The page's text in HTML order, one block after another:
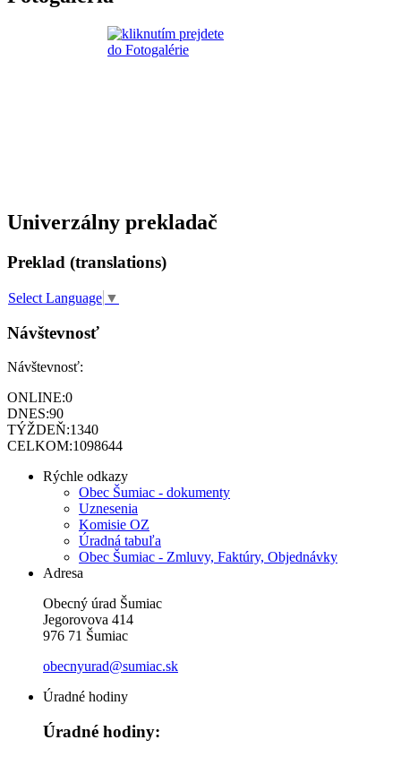
Univerzálny prekladač
Preklad (translations)
Select Language ▼
Návštevnosť
Návštevnosť:
ONLINE:0
DNES:90
TÝŽDEŇ:1340
CELKOM:1098644
Rýchle odkazy
Obec Šumiac - dokumenty
Uznesenia
Komisie OZ
Úradná tabuľa
Obec Šumiac - Zmluvy, Faktúry, Objednávky
Adresa
Obecný úrad Šumiac
Jegorovova 414
976 71 Šumiac
obecnyurad@sumiac.sk
Úradné hodiny
Úradné hodiny: